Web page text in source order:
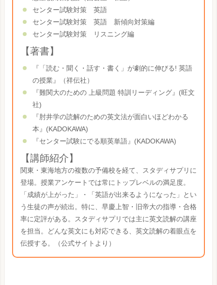
センター試験対策 英語
センター試験対策 英語 新傾向対策編
センター試験対策 リスニング編
【著書】
『「読む・聞く・話す・書く」が劇的に伸びる! 英語
の授業』（祥伝社）
『難関大のための 上級問題 特訓リーディング』(旺文
社)
『肘井学の読解のための英文法が面白いほどわかる
本』(KADOKAWA)
『センター試験にでる順英単語』(KADOKAWA)
【講師紹介】
関東・東海地方の複数の予備校を経て、スタディサプリに
登場。授業アンケートでは常にトップレベルの満足度。
「成績が上がった」・「英語が出来るようになった」とい
う生徒の声が続出。特に、早慶上智・旧帝大の指導・合格
率に定評がある。スタディサプリでは主に英文読解の講座
を担当。どんな英文にも対応できる、英文読解の着眼点を
伝授する。（公式サイトより）